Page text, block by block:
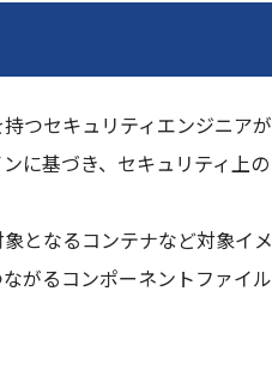
つセキュリティエンジニア
に基づき、セキュリティ上
となるコンテナなど対象イ
がるコンポーネントファイ